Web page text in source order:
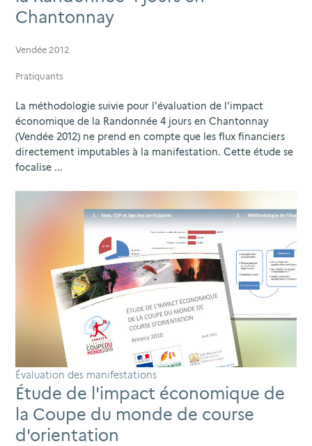
Chantonnay
Vendée 2012
Pratiquants
La méthodologie suivie pour l'évaluation de l'impact
économique de la Randonnée 4 jours en Chantonnay
(Vendée 2012) ne prend en compte que les flux financiers
directement imputables à la manifestation. Cette étude se
focalise ...
Évaluation des manifestations
Étude de l'impact économique de
la Coupe du monde de course
d'orientation